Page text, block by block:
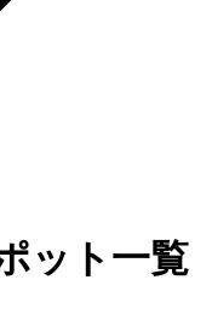
ット一覧